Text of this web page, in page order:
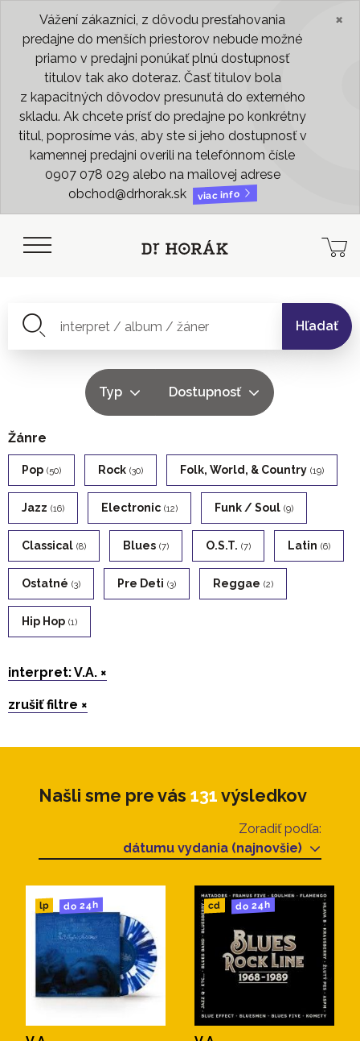
Vážení zákazníci, z dôvodu presťahovania
predajne do menších priestorov nebude možné
priamo v predajni ponúkať plnú dostupnosť
titulov tak ako doteraz. Časť titulov bola
z kapacitných dôvodov presunutá do externého
skladu. Ak chcete prísť do predajne po konkrétny
titul, poprosíme vás, aby ste si jeho dostupnosť v
kamennej predajni overili na telefónnom čísle
0907 078 029 alebo na mailovej adrese
obchod@drhorak.sk
viac info
×
Hľadať
Typ Dostupnosť
Žánre
Pop (50) Rock (30) Folk, World, & Country (19)
Jazz (16) Electronic (12) Funk / Soul (9)
Classical (8) Blues (7) O.s.t. (7) Latin (6)
Ostatné (3) Pre Deti (3) Reggae (2)
Hip Hop (1)
interpret: V.A. ×
zrušiť filtre ×
Našli sme pre vás 131 výsledkov
Zoradiť podľa:
dátumu vydania (najnovšie)
lp do 24h cd do 24h